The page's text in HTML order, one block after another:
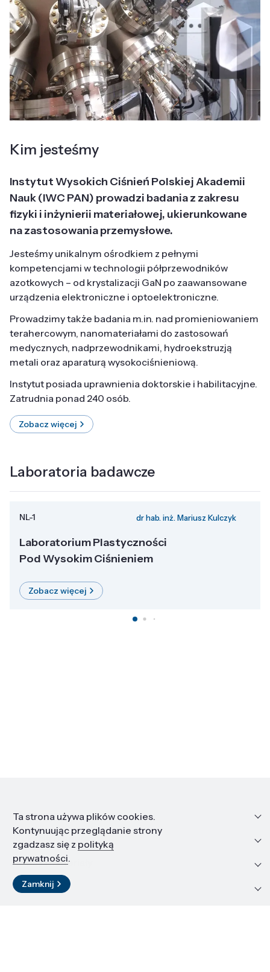
Kim jesteśmy
Instytut Wysokich Ciśnień Polskiej Akademii
Nauk (IWC PAN) prowadzi badania z zakresu
fizyki i inżynierii materiałowej, ukierunkowane
na zastosowania przemysłowe.
Jesteśmy unikalnym ośrodkiem z pełnymi
kompetencjami w technologii półprzewodników
azotkowych – od krystalizacji GaN po zaawansowane
urządzenia elektroniczne i optoelektroniczne.
Prowadzimy także badania m.in. nad promieniowaniem
terahercowym, nanomateriałami do zastosowań
medycznych, nadprzewodnikami, hydroekstruzją
metali oraz aparaturą wysokociśnieniową.
Instytut posiada uprawnienia doktorskie i habilitacyjne.
Zatrudnia ponad 240 osób.
Zobacz więcej
Laboratoria badawcze
NL-1 dr hab. inż. Mariusz Kulczyk
Laboratorium Plastyczności
Pod Wysokim Ciśnieniem
Zobacz więcej
Informacje
Edukacja i kariera
Zasoby i materiały
Kontakt
Ta strona używa plików cookies.
Kontynuując przeglądanie strony
zgadzasz się z polityką
prywatności.
Zamknij